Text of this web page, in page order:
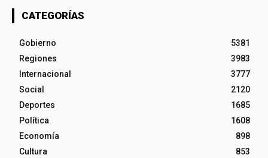
CATEGORÍAS
Gobierno
5381
Regiones
3983
Internacional
3777
Social
2120
Deportes
1685
Política
1608
Economía
898
Cultura
853